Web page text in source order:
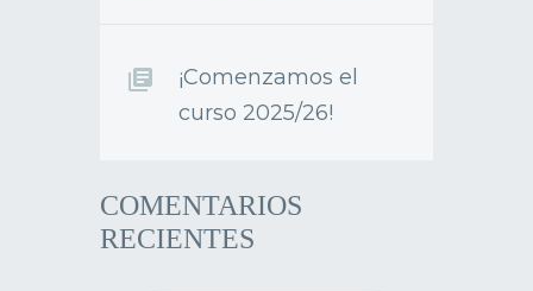
¡Comenzamos el
curso 2025/26!
COMENTARIOS
RECIENTES